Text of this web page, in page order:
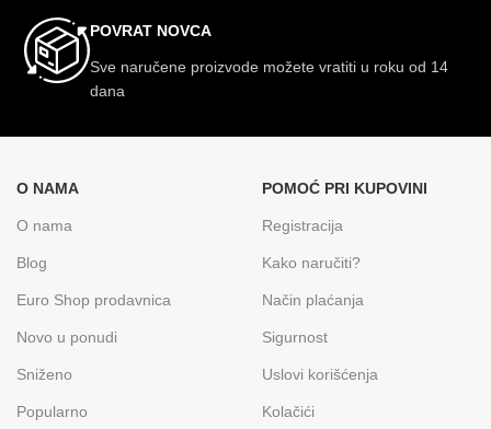
POVRAT NOVCA
Sve naručene proizvode možete vratiti u roku od 14
dana
O NAMA
O nama
Blog
Euro Shop prodavnica
Novo u ponudi
Sniženo
Popularno
POMOĆ PRI KUPOVINI
Registracija
Kako naručiti?
Način plaćanja
Sigurnost
Uslovi korišćenja
Kolačići